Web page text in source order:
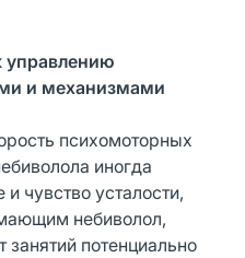
управлению
и механизмами
психомоторных
иногда
чувство усталости,
небиволол,
занятий потенциально